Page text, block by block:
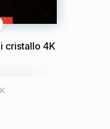
cristallo 4K